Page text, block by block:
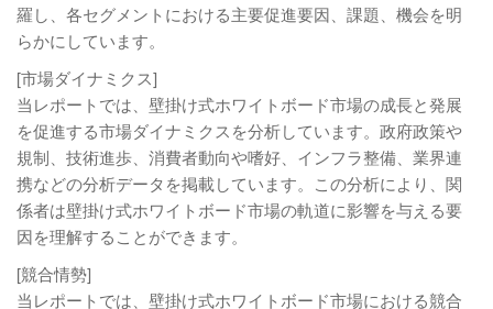
羅し、各セグメントにおける主要促進要因、課題、機会を明
らかにしています。
[市場ダイナミクス]
当レポートでは、壁掛け式ホワイトボード市場の成長と発展
を促進する市場ダイナミクスを分析しています。政府政策や
規制、技術進歩、消費者動向や嗜好、インフラ整備、業界連
携などの分析データを掲載しています。この分析により、関
係者は壁掛け式ホワイトボード市場の軌道に影響を与える要
因を理解することができます。
[競合情勢]
当レポートでは、壁掛け式ホワイトボード市場における競合